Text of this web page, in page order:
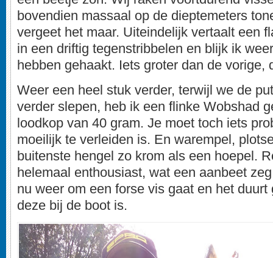
bovendien massaal op de dieptemeters
vergeet het maar. Uiteindelijk vertaalt een
in een driftig tegenstribbelen en blijk ik
hebben gehaakt. Iets groter dan de vorige,
Weer een heel stuk verder, terwijl we de
verder slepen, heb ik een flinke Wobshad
loodkop van 40 gram. Je moet toch iets
moeilijk te verleiden is. En warempel,
buitenste hengel zo krom als een hoepel.
helemaal enthousiast, wat een aanbeet
nu weer om een forse vis gaat en het duurt
deze bij de boot is.